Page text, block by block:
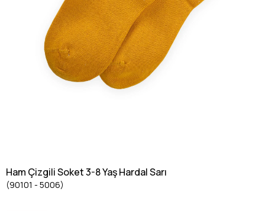
Ham Çizgili Soket 3-8 Yaş Hardal Sarı
(90101 - 5006)